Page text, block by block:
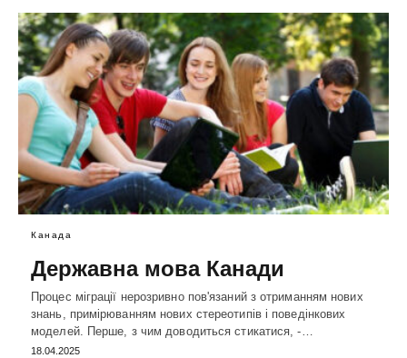
Канада
Державна мова Канади
Процес міграції нерозривно пов'язаний з отриманням нових
знань, примірюванням нових стереотипів і поведінкових
моделей. Перше, з чим доводиться стикатися, -…
18.04.2025